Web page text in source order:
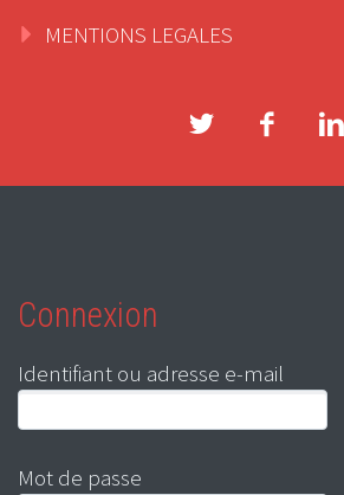
MENTIONS LEGALES
Connexion
Identifiant ou adresse e-mail
Mot de passe